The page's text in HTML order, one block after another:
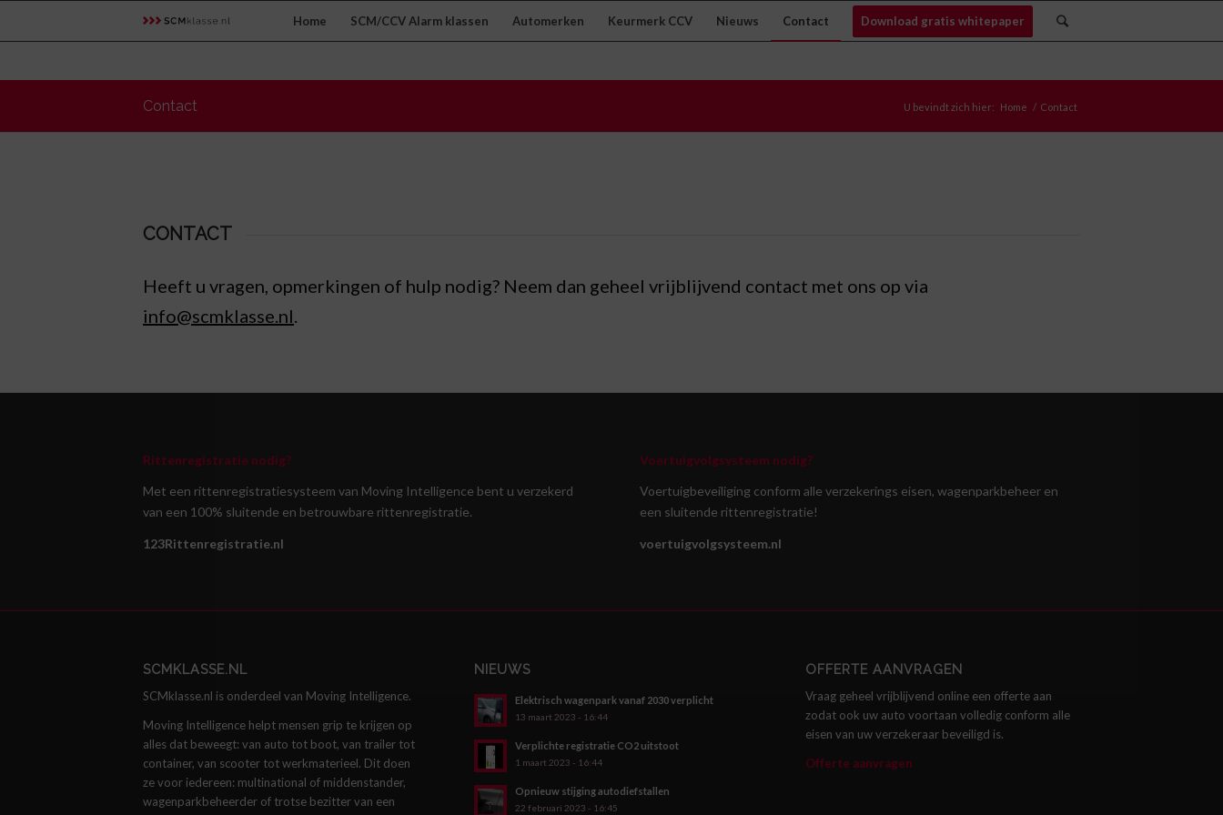
Home SCM/CCV Alarm klassen Automerken Keurmerk CCV Nieuws Contact Download gratis whitepaper
Contact U bevindt zich hier: Home / Contact
CONTACT
Heeft u vragen, opmerkingen of hulp nodig? Neem dan geheel vrijblijvend contact met ons op via
info@scmklasse.nl
Rittenregistratie nodig?
Met een rittenregistratiesysteem van Moving Intelligence bent u verzekerd
van een 100% sluitende en betrouwbare rittenregistratie.
123Rittenregistratie.nl
Voertuigvolgsysteem nodig?
Voertuigbeveiliging conform alle verzekerings eisen, wagenparkbeheer en
een sluitende rittenregistratie!
voertuigvolgsysteem.nl
SCMKLASSE.NL
SCMklasse.nl is onderdeel van Moving Intelligence.
Moving Intelligence helpt mensen grip te krijgen op
alles dat beweegt: van auto tot boot, van trailer tot
container, van scooter tot werkmaterieel. Dit doen
ze voor iedereen: multinational of middenstander,
wagenparkbeheerder of trotse bezitter van een
NIEUWS
Elektrisch wagenpark vanaf 2030 verplicht
13 maart 2023 - 16:44
Verplichte registratie CO2 uitstoot
1 maart 2023 - 16:44
Opnieuw stijging autodiefstallen
22 februari 2023 - 16:45
OFFERTE AANVRAGEN
Vraag geheel vrijblijvend online een offerte aan
zodat ook uw auto voortaan volledig conform alle
eisen van uw verzekeraar beveiligd is.
Offerte aanvragen